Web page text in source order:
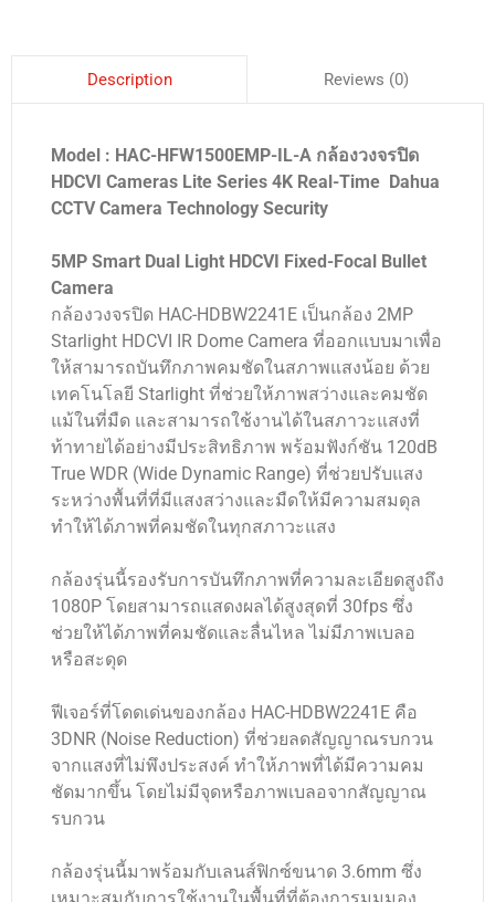
Description Reviews (0)
Model : HAC-HFW1500EMP-IL-A กล้องวงจรปิด
HDCVI Cameras Lite Series 4K Real-Time Dahua
CCTV Camera Technology Security
5MP Smart Dual Light HDCVI Fixed-Focal Bullet
Camera
กล้องวงจรปิด HAC-HDBW2241E เป็นกล้อง 2MP
Starlight HDCVI IR Dome Camera ที่ออกแบบมาเพื่อ
ให้สามารถบันทึกภาพคมชัดในสภาพแสงน้อย ด้วย
เทคโนโลยี Starlight ที่ช่วยให้ภาพสว่างและคมชัด
แม้ในที่มืด และสามารถใช้งานได้ในสภาวะแสงที่
ท้าทายได้อย่างมีประสิทธิภาพ พร้อมฟังก์ชัน 120dB
True WDR (Wide Dynamic Range) ที่ช่วยปรับแสง
ระหว่างพื้นที่ที่มีแสงสว่างและมืดให้มีความสมดุล
ทำให้ได้ภาพที่คมชัดในทุกสภาวะแสง
กล้องรุ่นนี้รองรับการบันทึกภาพที่ความละเอียดสูงถึง
1080P โดยสามารถแสดงผลได้สูงสุดที่ 30fps ซึ่ง
ช่วยให้ได้ภาพที่คมชัดและลื่นไหล ไม่มีภาพเบลอ
หรือสะดุด
ฟีเจอร์ที่โดดเด่นของกล้อง HAC-HDBW2241E คือ
3DNR (Noise Reduction) ที่ช่วยลดสัญญาณรบกวน
จากแสงที่ไม่พึงประสงค์ ทำให้ภาพที่ได้มีความคม
ชัดมากขึ้น โดยไม่มีจุดหรือภาพเบลอจากสัญญาณ
รบกวน
กล้องรุ่นนี้มาพร้อมกับเลนส์ฟิกซ์ขนาด 3.6mm ซึ่ง